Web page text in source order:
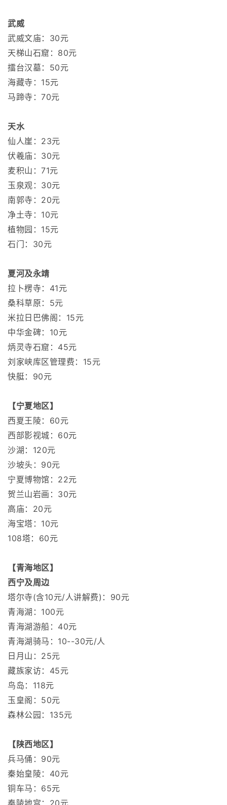
武威
武威文庙：30元
天梯山石窟：80元
擂台汉墓：50元
海藏寺：15元
马蹄寺：70元
天水
仙人崖：23元
伏羲庙：30元
麦积山：71元
玉泉观：30元
南郭寺：20元
净土寺：10元
植物园：15元
石门：30元
夏河及永靖
拉卜楞寺：41元
桑科草原：5元
米拉日巴佛阁：15元
中华金碑：10元
炳灵寺石窟：45元
刘家峡库区管理费：15元
快艇：90元
【宁夏地区】
西夏王陵：60元
西部影视城：60元
沙湖：120元
沙坡头：90元
宁夏博物馆：22元
贺兰山岩画：30元
高庙：20元
海宝塔：10元
108塔：60元
【青海地区】
西宁及周边
塔尔寺(含10元/人讲解费)：90元
青海湖：100元
青海湖游船：40元
青海湖骑马：10--30元/人
日月山：25元
藏族家访：45元
鸟岛：118元
玉皇阁：50元
森林公园：135元
【陕西地区】
兵马俑：90元
秦始皇陵：40元
铜车马：65元